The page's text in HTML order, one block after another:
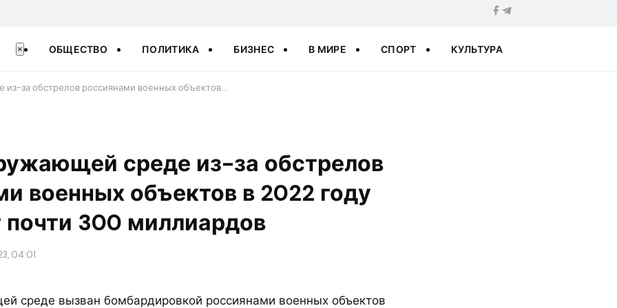
× ОБЩЕСТВО ПОЛИТИКА БИЗНЕС В МИРЕ СПОРТ КУЛЬТУРА
за обстрелов россиянами военных объектов…
среде из-за обстрелов
военных объектов в 2022 году
почти 300 миллиардов
04:01
среде вызван бомбардировкой россиянами военных объектов